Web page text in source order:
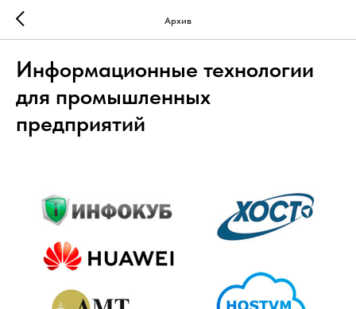
Архив
Информационные технологии
для промышленных
предприятий